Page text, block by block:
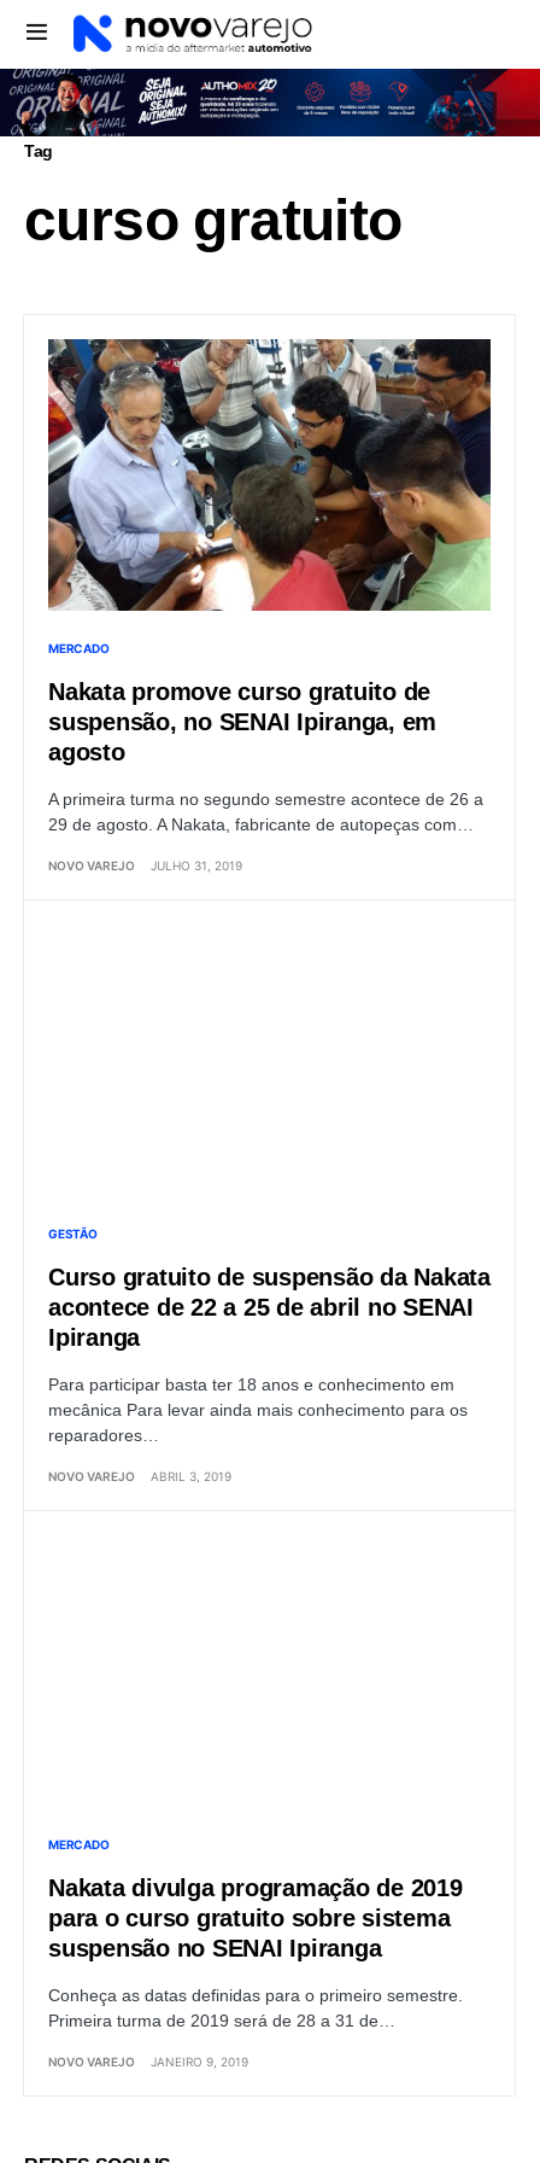
Tag
curso gratuito
MERCADO
Nakata promove curso gratuito de
suspensão, no SENAI Ipiranga, em
agosto
A primeira turma no segundo semestre acontece de 26 a
29 de agosto. A Nakata, fabricante de autopeças com…
NOVO VAREJO JULHO 31, 2019
GESTÃO
Curso gratuito de suspensão da Nakata
acontece de 22 a 25 de abril no SENAI
Ipiranga
Para participar basta ter 18 anos e conhecimento em
mecânica Para levar ainda mais conhecimento para os
reparadores…
NOVO VAREJO ABRIL 3, 2019
MERCADO
Nakata divulga programação de 2019
para o curso gratuito sobre sistema
suspensão no SENAI Ipiranga
Conheça as datas definidas para o primeiro semestre.
Primeira turma de 2019 será de 28 a 31 de…
NOVO VAREJO JANEIRO 9, 2019